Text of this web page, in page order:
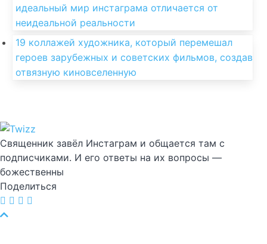
идеальный мир инстаграма отличается от
неидеальной реальности
19 коллажей художника, который перемешал
героев зарубежных и советских фильмов, создав
отвязную киновселенную
Священник завёл Инстаграм и общается там с
подписчиками. И его ответы на их вопросы —
божественны
Поделиться